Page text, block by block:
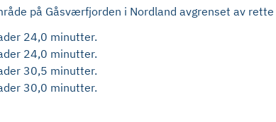
på Gåsværfjorden i Nordland avgrenset av
24,0 minutter.
24,0 minutter.
30,5 minutter.
30,0 minutter.